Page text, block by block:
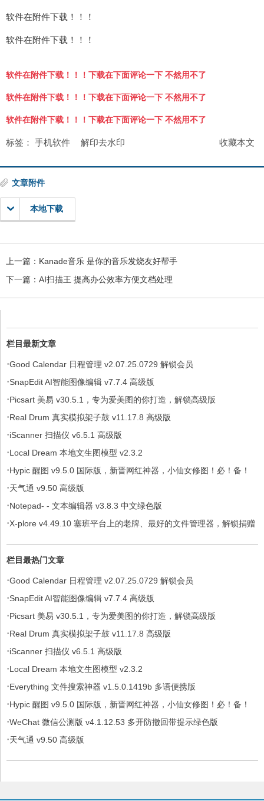
软件在附件下载！！！
软件在附件下载！！！
软件在附件下载！！！下载在下面评论一下 不然用不了
软件在附件下载！！！下载在下面评论一下 不然用不了
软件在附件下载！！！下载在下面评论一下 不然用不了
收藏本文
标签： 手机软件 解印去水印
文章附件
本地下载
上一篇： Kanade音乐 是你的音乐发烧友好帮手
下一篇： AI扫描王 提高办公效率方便文档处理
栏目最新文章
·Good Calendar 日程管理 v2.07.25.0729 解锁会员
·SnapEdit AI智能图像编辑 v7.7.4 高级版
·Picsart 美易 v30.5.1，专为爱美图的你打造，解锁高级版
·Real Drum 真实模拟架子鼓 v11.17.8 高级版
·iScanner 扫描仪 v6.5.1 高级版
·Local Dream 本地文生图模型 v2.3.2
·Hypic 醒图 v9.5.0 国际版，新晋网红神器，小仙女修图！必！备！
·天气通 v9.50 高级版
·Notepad- - 文本编辑器 v3.8.3 中文绿色版
·X-plore v4.49.10 塞班平台上的老牌、最好的文件管理器，解锁捐赠
栏目最热门文章
·Good Calendar 日程管理 v2.07.25.0729 解锁会员
·SnapEdit AI智能图像编辑 v7.7.4 高级版
·Picsart 美易 v30.5.1，专为爱美图的你打造，解锁高级版
·Real Drum 真实模拟架子鼓 v11.17.8 高级版
·iScanner 扫描仪 v6.5.1 高级版
·Local Dream 本地文生图模型 v2.3.2
·Everything 文件搜索神器 v1.5.0.1419b 多语便携版
·Hypic 醒图 v9.5.0 国际版，新晋网红神器，小仙女修图！必！备！
·WeChat 微信公测版 v4.1.12.53 多开防撤回带提示绿色版
·天气通 v9.50 高级版